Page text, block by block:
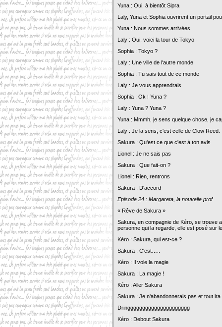
Yuna : Oui, à bientôt Sipra
Laly, Yuna et Sophia ouvrirent un portail
Yuna : Nous sommes arrivées
Laly : Oui, voici la tour de Tokyo
Sophia : Tokyo ?
Laly : Une ville de l'autre monde
Sophia : Tu sais tout de ce monde
Laly : Je vous apprendrais
Sophia : Ok ! Yuna ?
Laly : Yuna ? Yuna ?
Yuna : Mmmh, je sens quelque chose, je
Laly : Je la sens, c'est celle de Clow Reed.
Sakura : Qu'est ce que c'est à ton avis
Lionel : Je ne sais pas
Sakura : Que fait-on ?
Lionel : Rien, rentrons
Sakura : D'accord
Episode 24 : Margareta, la nouvelle prof
« Rêve de Sakura »
Sakura, en compagnie de Kéro, se trouve
personne qui la regarde, elle est posé sur
Kéro : Sakura, qui est-ce ?
Sakura : C'est…..
Kéro : Il vole la magie
Sakura : La magie !
Kéro : Aller Sakura
Sakura : Je n'abandonnerais pas et tout ira
Dringgggggggggggggggggggg
Kéro : Debout Sakura